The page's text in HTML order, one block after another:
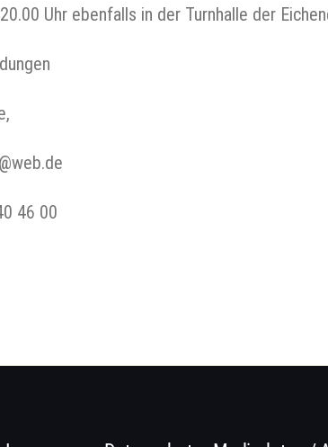
Uhr ebenfalls in der Turnhalle der
46 00